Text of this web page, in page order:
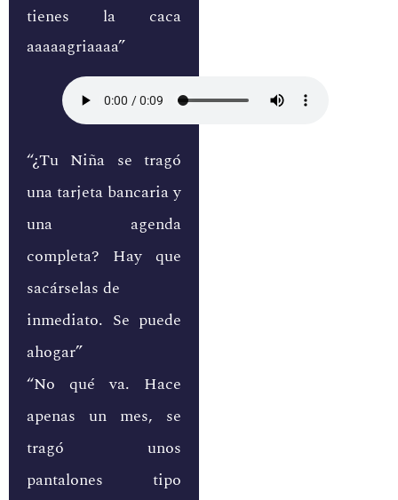
tienes la caca
aaaaagriaaaa”
“¿Tu Niña se tragó
una tarjeta bancaria y
una agenda
completa? Hay que
sacárselas de
inmediato. Se puede
ahogar”
“No qué va. Hace
apenas un mes, se
tragó unos
pantalones tipo